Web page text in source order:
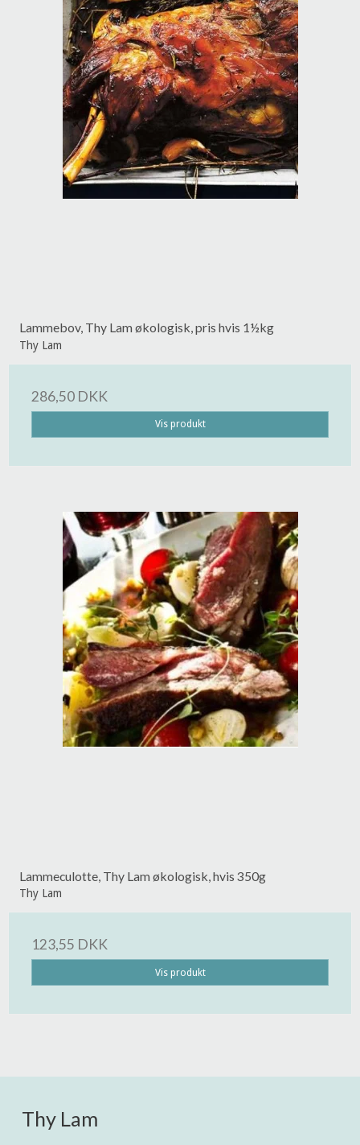
Lammebov, Thy Lam økologisk, pris hvis 1½kg
Thy Lam
286,50 DKK
Vis produkt
Lammeculotte, Thy Lam økologisk, hvis 350g
Thy Lam
123,55 DKK
Vis produkt
Thy Lam